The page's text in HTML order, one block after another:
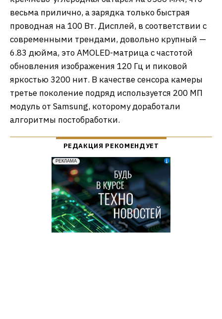
весьма прилично, а зарядка только быстрая
проводная на 100 Вт. Дисплей, в соответствии с
современными трендами, довольно крупный —
6.83 дюйма, это AMOLED-матрица с частотой
обновления изображения 120 Гц и пиковой
яркостью 3200 нит. В качестве сенсора камеры
третье поколение подряд используется 200 МП
модуль от Samsung, которому доработали
алгоритмы постобработки.